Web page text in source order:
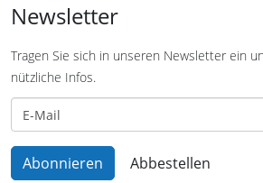
Newsletter
Tragen Sie sich in unseren Newsletter ein
nützliche Infos.